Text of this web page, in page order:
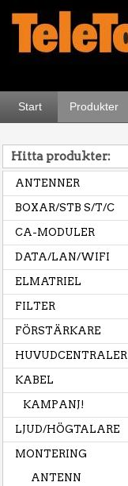
Start Produkter
Hitta produkter:
ANTENNER
BOXAR/STB S/T/C
CA-MODULER
DATA/LAN/WIFI
ELMATRIEL
FILTER
FÖRSTÄRKARE
HUVUDCENTRALER
KABEL
KAMPANJ!
LJUD/HÖGTALARE
MONTERING
ANTENN